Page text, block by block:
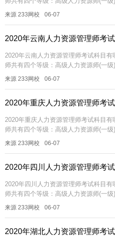
力资源管理师(三级)、人力资源管理员(
来源 233网校 06-07
2020年云南人力资源管理师考试
2020年云南人力资源管理师考试科目
师共有四个等级：高级人力资源师(一
力资源管理师(三级)、人力资源管理员(
来源 233网校 06-07
2020年重庆人力资源管理师考试
2020年重庆人力资源管理师考试科目
师共有四个等级：高级人力资源师(一
力资源管理师(三级)、人力资源管理员(
来源 233网校 06-07
2020年四川人力资源管理师考试
2020年四川人力资源管理师考试科目
师共有四个等级：高级人力资源师(一
力资源管理师(三级)、人力资源管理员(
来源 233网校 06-07
2020年湖北人力资源管理师考试